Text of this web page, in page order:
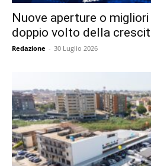
Nuove aperture o
doppio volto della
Redazione - 30 Luglio 2026